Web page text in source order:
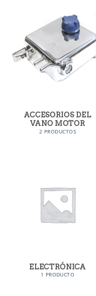
ACCESORIOS DEL
VANO MOTOR
2 PRODUCTOS
ELECTRÓNICA
1 PRODUCTO